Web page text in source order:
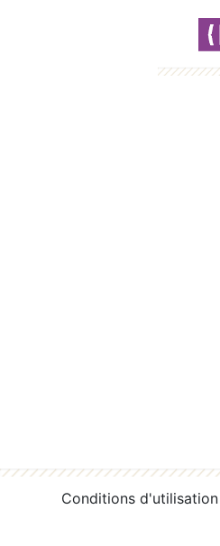
Conditions d'utilisation